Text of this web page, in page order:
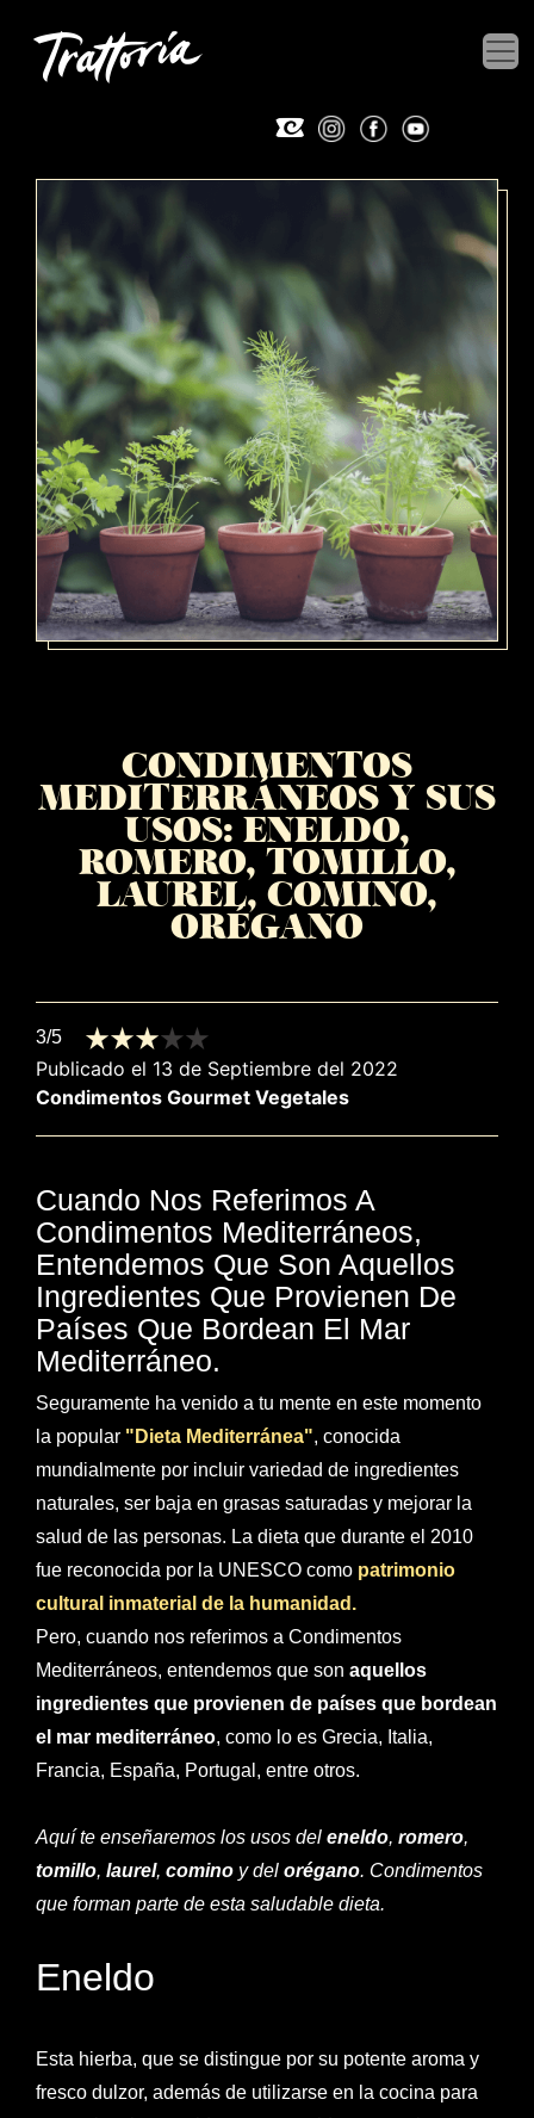
CONDIMENTOS
MEDITERRÁNEOS Y SUS
USOS: ENELDO,
ROMERO, TOMILLO,
LAUREL, COMINO,
ORÉGANO
3/5
Publicado el 13 de Septiembre del 2022
Condimentos Gourmet Vegetales
Cuando Nos Referimos A
Condimentos Mediterráneos,
Entendemos Que Son Aquellos
Ingredientes Que Provienen De
Países Que Bordean El Mar
Mediterráneo.
Seguramente ha venido a tu mente en este momento
la popular "Dieta Mediterránea", conocida
mundialmente por incluir variedad de ingredientes
naturales, ser baja en grasas saturadas y mejorar la
salud de las personas. La dieta que durante el 2010
fue reconocida por la UNESCO como patrimonio
cultural inmaterial de la humanidad.
Pero, cuando nos referimos a Condimentos
Mediterráneos, entendemos que son aquellos
ingredientes que provienen de países que bordean
el mar mediterráneo, como lo es Grecia, Italia,
Francia, España, Portugal, entre otros.
Aquí te enseñaremos los usos del eneldo, romero,
tomillo, laurel, comino y del orégano. Condimentos
que forman parte de esta saludable dieta.
Eneldo
Esta hierba, que se distingue por su potente aroma y
fresco dulzor, además de utilizarse en la cocina para